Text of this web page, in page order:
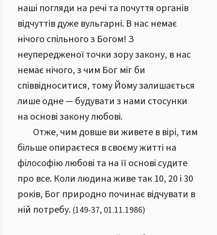
наші погляди на речі та почуття органів
відчуттів дуже вульгарні. В нас немає
нічого спільного з Богом! З
неупередженої точки зору закону, в нас
немає нічого, з чим Бог міг би
співвідноситися, тому Йому залишається
лише одне — будувати з нами стосунки
на основі закону любові.
Отже, чим довше ви живете в вірі, тим
більше опираєтеся в своєму житті на
філософію любові та на її основі судите
про все. Коли людина живе так 10, 20 і 30
років, Бог природно починає відчувати в
ній потребу. (149-37, 01.11.1986)